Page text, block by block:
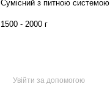
Сумісний з питною системою
1500 - 2000 г
Увійти за допомогою